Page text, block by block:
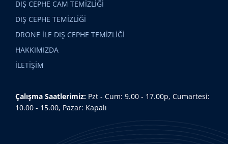
DIŞ CEPHE CAM TEMİZLİĞİ
DIŞ CEPHE TEMİZLİĞİ
DRONE İLE DIŞ CEPHE TEMİZLİĞİ
HAKKIMIZDA
İLETİŞİM
Çalışma Saatlerimiz: Pzt - Cum: 9.00 - 17.00p, Cumartesi:
10.00 - 15.00, Pazar: Kapalı